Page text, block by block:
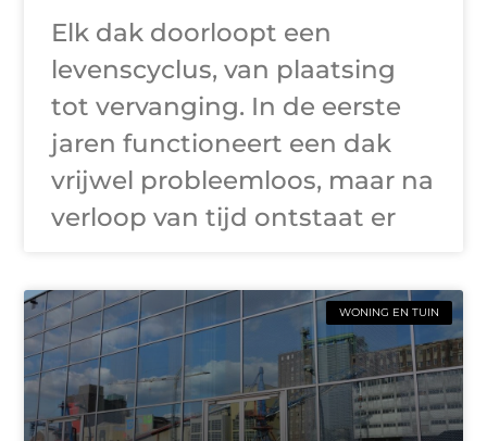
Elk dak doorloopt een
levenscyclus, van plaatsing
tot vervanging. In de eerste
jaren functioneert een dak
vrijwel probleemloos, maar na
verloop van tijd ontstaat er
WONING EN TUIN